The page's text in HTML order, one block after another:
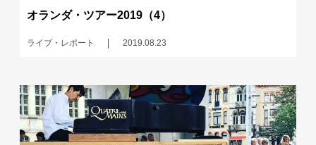
オランダ・ツアー2019（4）
ライブ・レポート 2019.08.23